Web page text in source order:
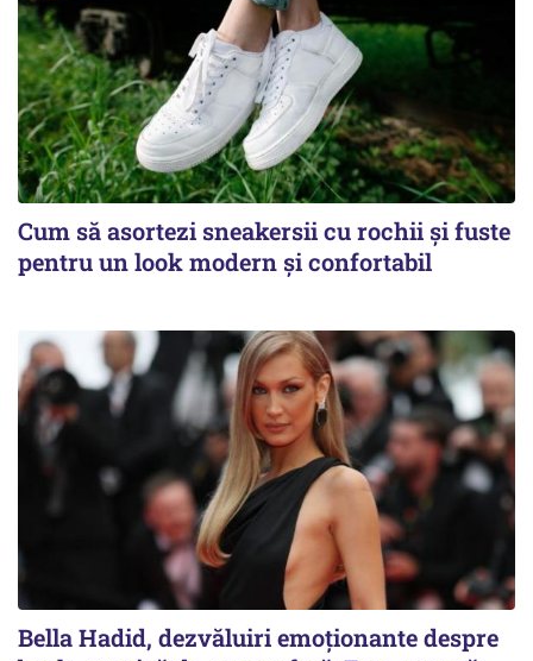
Cum să asortezi sneakersii cu rochii și fuste
pentru un look modern și confortabil
Bella Hadid, dezvăluiri emoționante despre